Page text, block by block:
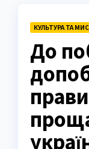
КУЛЬТУРА ТА
До